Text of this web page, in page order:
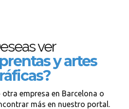
ver
y artes
empresa en Barcelona o
más en nuestro portal.